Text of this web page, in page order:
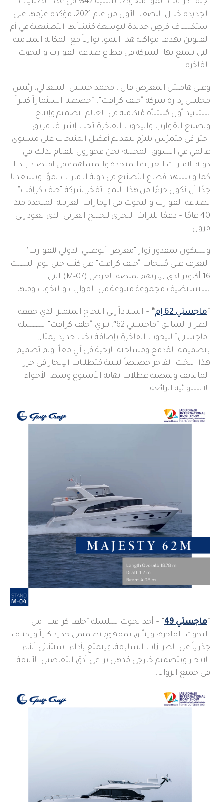
“جلف كرافت” نمواً ملحوظاً بنسبة 42% في عدد الطلبيات
الجديدة خلال النصف الأول من عام 2021، مؤكدة عزمها على
استكشاف فرصٍ جديدة لتوسعة مُنشأتها التصنيعية في أم
القيوين بهدف مواكبة هذا النمو، توازياً مع المكانة المتنامية
التي تتمتع بها الشركة في قطاع صناعة القوارب واليخوت
الفاخرة.
وعلى هامش المعرض قال : محمد حسين الشعالي، رئيس
مجلس إدارة شركة “جلف كرافت”: “خصصنا استثماراً كبيراً
لتشييد أول مُنشأة مُتكاملة في العالم لتصميم وإنتاج
وتصنيع القوارب واليخوت الفاخرة تحت إشراف فريق
احترافي متمرّس يلتزم بتقديم أفضل المنتجات على مستوى
عالمي في السوق المحلية؛ نحن فخورون للقيام بذلك في
دولة الإمارات العربية المتحدة والمساهمة في اقتصاد بلدنا،
كما و يشهد قطاع التصنيع في دولة الإمارات نموًا ويسعدنا
جدًا أن نكون جزءًا من هذا النمو. تفخر شركة “جلف كرافت”
بصناعة القوارب واليخوت في الإمارات العربية المتحدة منذ
40 عامًا – دعمًا للتراث البحري للخليج العربي الذي يعود إلى
قرون.
وسيكون بمقدور زوار “معرض أبوظبي الدولي للقوارب”
التعرف على مُنتجات “جلف كرافت” عن كثب حتى يوم السبت
16 أكتوبر لدى زيارتهم لمنصة العرض (M-07) التي
ستستضيف مجموعة متنوعة من القوارب واليخوت ومنها:
ماجستي 62 إم “ – استناداً إلى النجاح المتميز الذي حققه
الطراز السابق “ماجستي 62″، تثري “جلف كرافت” سلسلة
“ماجستي” لليخوت الفاخرة بإضافة يخت جديد يمتاز
بتصميمه المُدمج ومساحته الرحبة في آنٍ معاً. وتم تصميم
هذا اليخت الفاخر خصيصاً لتلبية مُتطلبات الإبحار في جزر
المالديف وتمضية عطلات نهاية الأسبوع وسط الأجواء
الاستوائية الرائعة.
ماجستي 49
” – أحد يخوت سلسلة “جلف كرافت” من
اليخوت الفاخرة؛ ويتألق بمفهومٍ تصميمي جديد كلياً ويختلف
جذرياً عن الطرازات السابقة، ويتمتع بأداء استثنائي أثناء
الإبحار وبتصميم خارجي مّذهل يراعي أدق التفاصيل الأنيقة
في جميع الزوايا.